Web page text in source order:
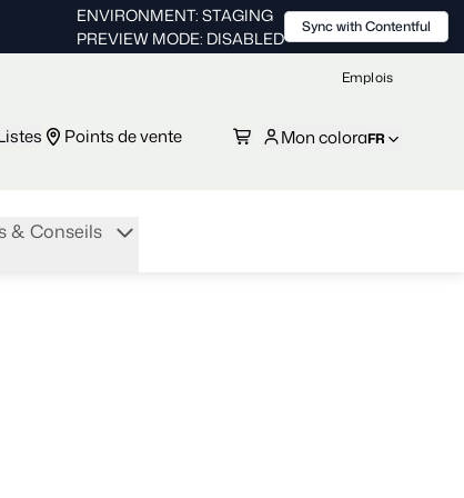
Emplois
Points de vente Mon coloraFR
& Conseils
ENVIRONMENT: STAGING
PREVIEW MODE: DISABLED
Sync with Contentful